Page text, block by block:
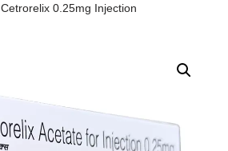
Cetrorelix 0.25mg Injection